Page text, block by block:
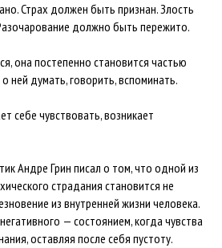
Страх должен быть признан. Злость
должно быть пережито.
она постепенно становится частью
думать, говорить, вспоминать.
себе чувствовать, возникает
Андре Грин писал о том, что одной из
страдания становится не
из внутренней жизни человека.
— состоянием, когда чувства
оставляя после себя пустоту.